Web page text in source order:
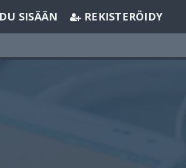
SISÄÄN REKISTERÖIDY